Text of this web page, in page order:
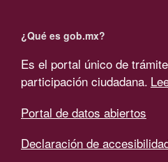
¿Qué es gob.mx?
Es el portal único de
participación ciudadana.
Portal de datos abiertos
Declaración de